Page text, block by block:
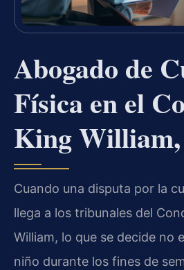
Abogado de
Física en el
King
Cuando una disputa por la
llega a los tribunales del
William, lo que se decide no
niño durante los fines de